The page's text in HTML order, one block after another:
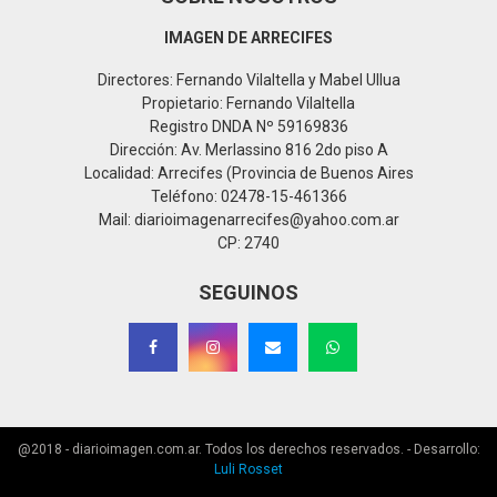
IMAGEN DE ARRECIFES
Directores: Fernando Vilaltella y Mabel Ullua
Propietario: Fernando Vilaltella
Registro DNDA Nº 59169836
Dirección: Av. Merlassino 816 2do piso A
Localidad: Arrecifes (Provincia de Buenos Aires
Teléfono: 02478-15-461366
Mail: diarioimagenarrecifes@yahoo.com.ar
CP: 2740
SEGUINOS
@2018 - diarioimagen.com.ar. Todos los derechos reservados. - Desarrollo:
Luli Rosset